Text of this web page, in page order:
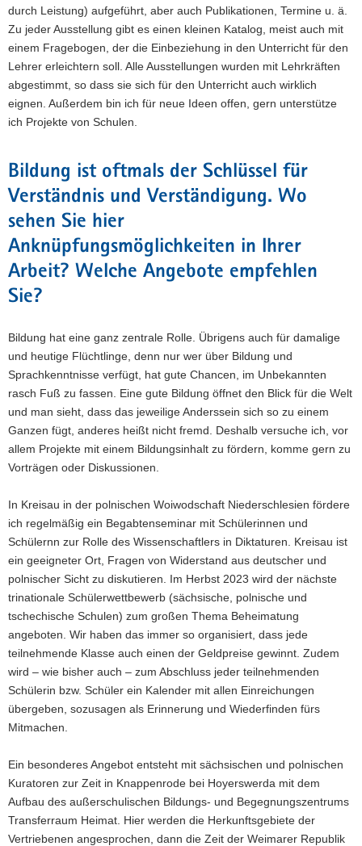
durch Leistung) aufgeführt, aber auch Publikationen, Termine u. ä.
Zu jeder Ausstellung gibt es einen kleinen Katalog, meist auch mit
einem Fragebogen, der die Einbeziehung in den Unterricht für den
Lehrer erleichtern soll. Alle Ausstellungen wurden mit Lehrkräften
abgestimmt, so dass sie sich für den Unterricht auch wirklich
eignen. Außerdem bin ich für neue Ideen offen, gern unterstütze
ich Projekte von Schulen.
Bildung ist oftmals der Schlüssel für
Verständnis und Verständigung. Wo
sehen Sie hier
Anknüpfungsmöglichkeiten in Ihrer
Arbeit? Welche Angebote empfehlen
Sie?
Bildung hat eine ganz zentrale Rolle. Übrigens auch für damalige
und heutige Flüchtlinge, denn nur wer über Bildung und
Sprachkenntnisse verfügt, hat gute Chancen, im Unbekannten
rasch Fuß zu fassen. Eine gute Bildung öffnet den Blick für die Welt
und man sieht, dass das jeweilige Anderssein sich so zu einem
Ganzen fügt, anderes heißt nicht fremd. Deshalb versuche ich, vor
allem Projekte mit einem Bildungsinhalt zu fördern, komme gern zu
Vorträgen oder Diskussionen.
In Kreisau in der polnischen Woiwodschaft Niederschlesien fördere
ich regelmäßig ein Begabtenseminar mit Schülerinnen und
Schülernn zur Rolle des Wissenschaftlers in Diktaturen. Kreisau ist
ein geeigneter Ort, Fragen von Widerstand aus deutscher und
polnischer Sicht zu diskutieren. Im Herbst 2023 wird der nächste
trinationale Schülerwettbewerb (sächsische, polnische und
tschechische Schulen) zum großen Thema Beheimatung
angeboten. Wir haben das immer so organisiert, dass jede
teilnehmende Klasse auch einen der Geldpreise gewinnt. Zudem
wird – wie bisher auch – zum Abschluss jeder teilnehmenden
Schülerin bzw. Schüler ein Kalender mit allen Einreichungen
übergeben, sozusagen als Erinnerung und Wiederfinden fürs
Mitmachen.
Ein besonderes Angebot entsteht mit sächsischen und polnischen
Kuratoren zur Zeit in Knappenrode bei Hoyerswerda mit dem
Aufbau des außerschulischen Bildungs- und Begegnungszentrums
Transferraum Heimat. Hier werden die Herkunftsgebiete der
Vertriebenen angesprochen, dann die Zeit der Weimarer Republik